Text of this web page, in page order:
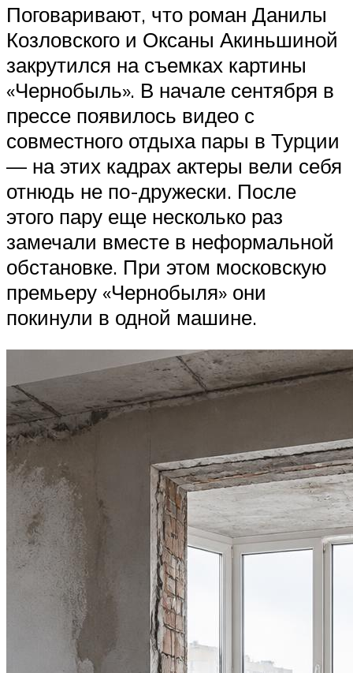
Поговаривают, что роман Данилы
Козловского и Оксаны Акиньшиной
закрутился на съемках картины
«Чернобыль». В начале сентября в
прессе появилось видео с
совместного отдыха пары в Турции
— на этих кадрах актеры вели себя
отнюдь не по-дружески. После
этого пару еще несколько раз
замечали вместе в неформальной
обстановке. При этом московскую
премьеру «Чернобыля» они
покинули в одной машине.